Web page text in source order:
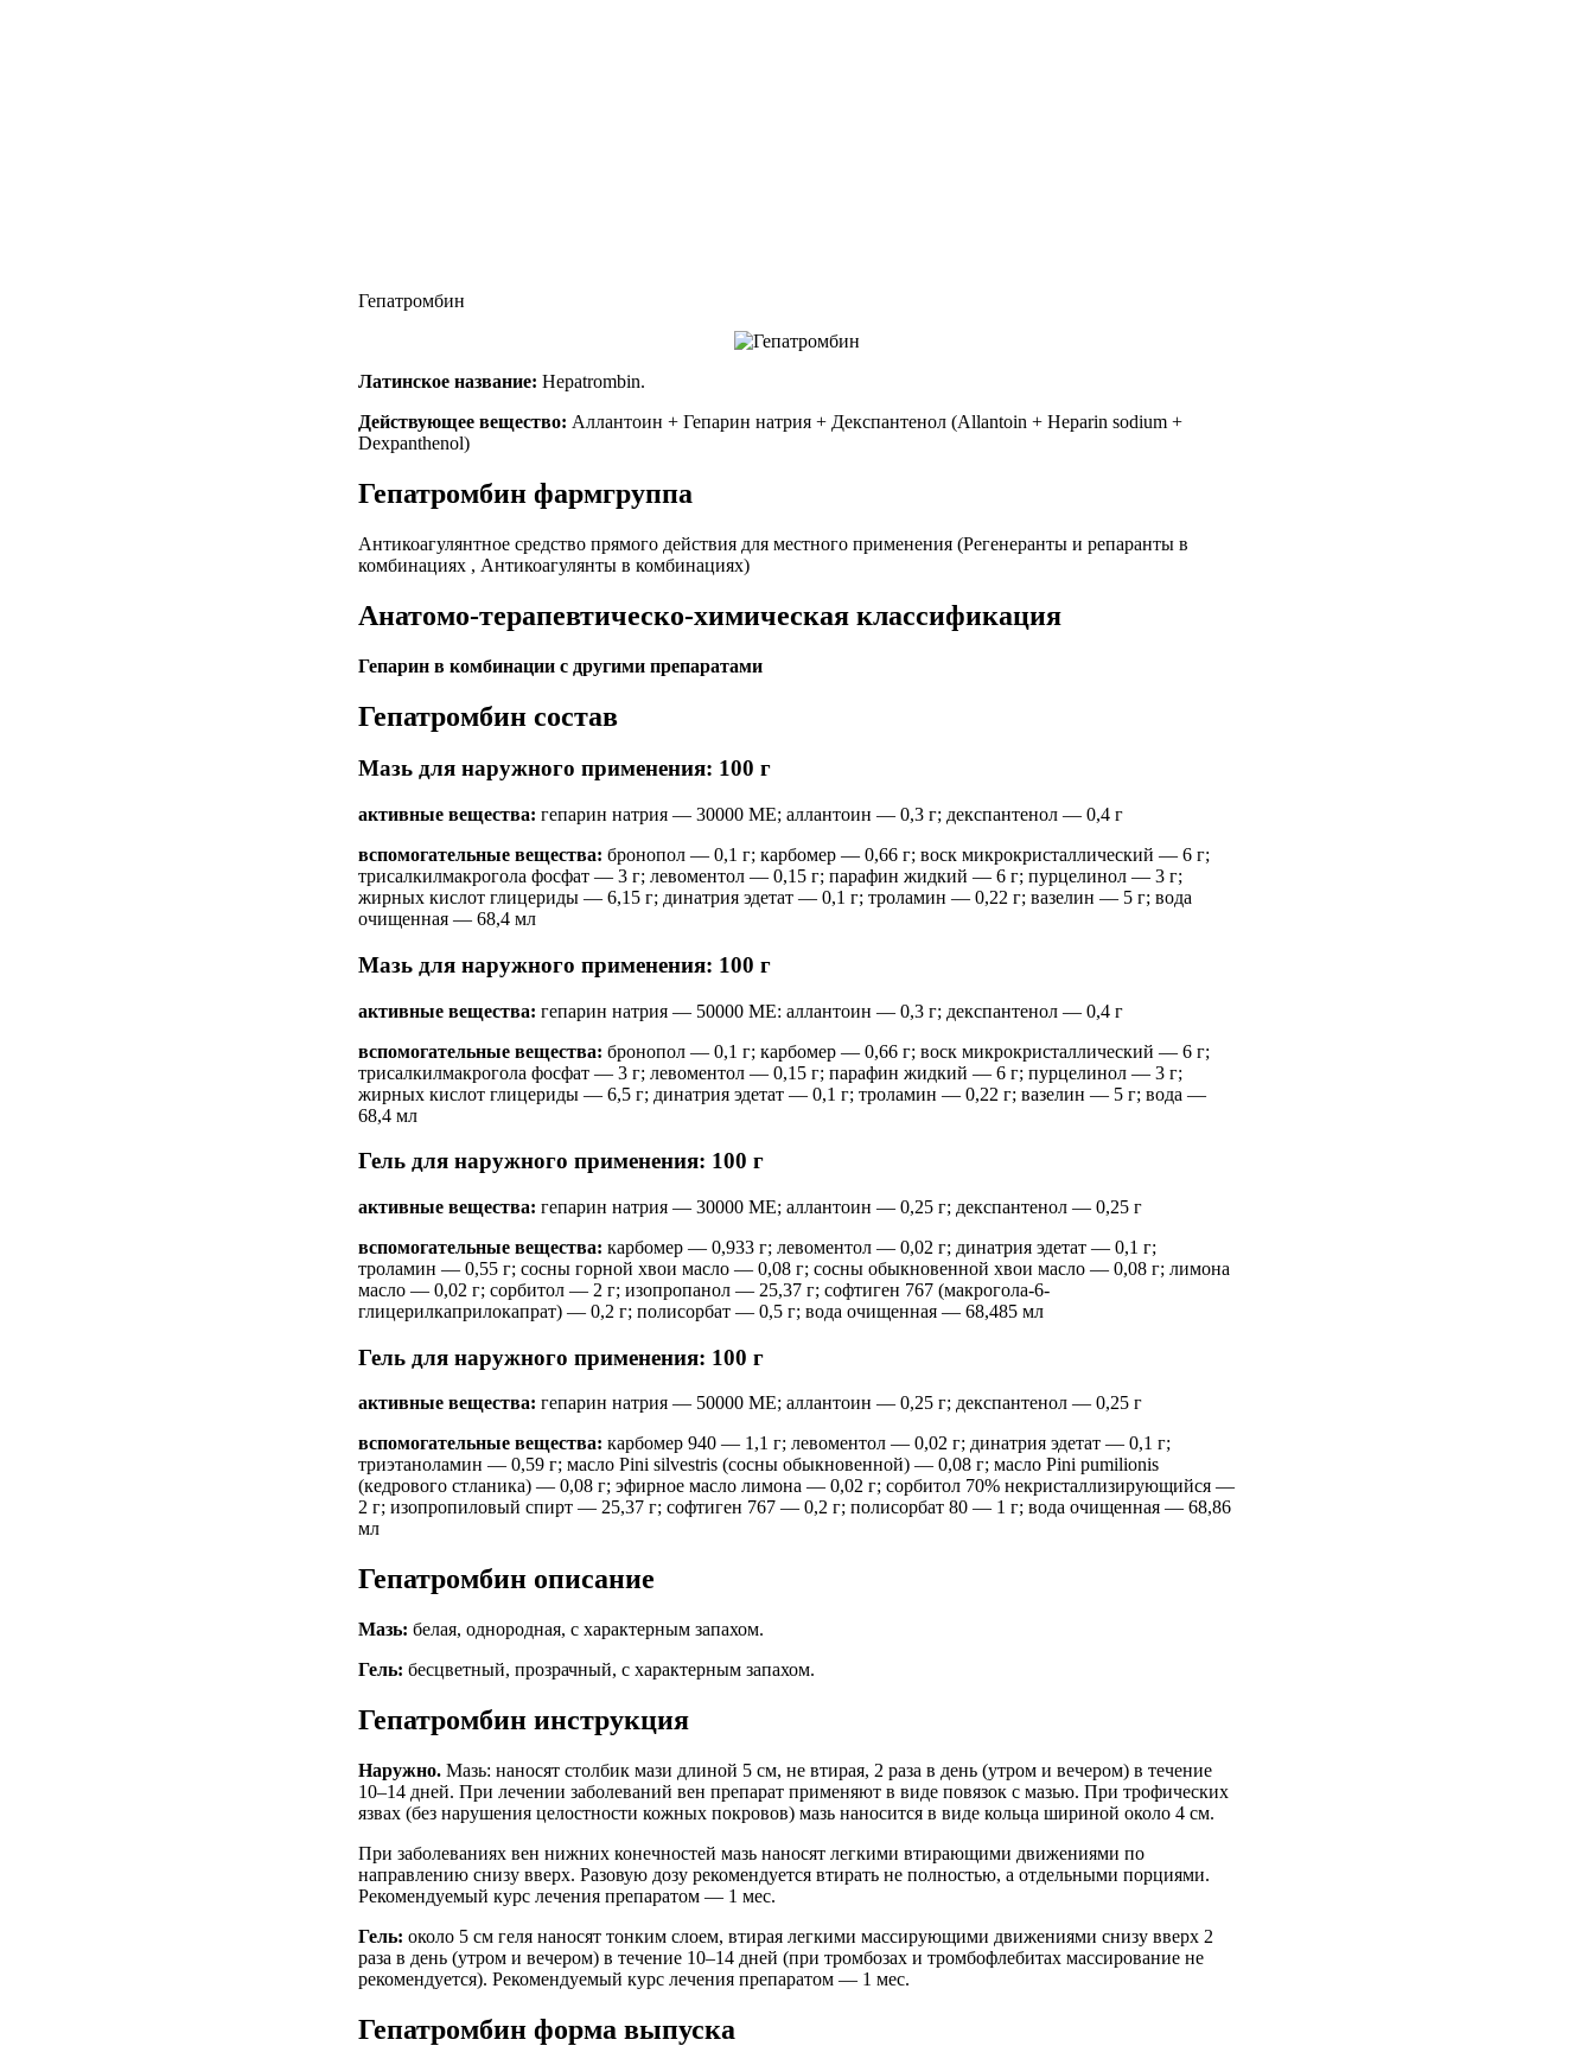
Гепатромбин
Латинское название: Hepatrombin.
Действующее вещество: Аллантоин + Гепарин натрия + Декспантенол (Allantoin + Heparin sodium +
Dexpanthenol)
Гепатромбин фармгруппа
Антикоагулянтное средство прямого действия для местного применения (Регенеранты и репаранты в
комбинациях , Антикоагулянты в комбинациях)
Анатомо-терапевтическо-химическая классификация
Гепарин в комбинации с другими препаратами
Гепатромбин состав
Мазь для наружного применения: 100 г
активные вещества: гепарин натрия — 30000 МЕ; аллантоин — 0,3 г; декспантенол — 0,4 г
вспомогательные вещества: бронопол — 0,1 г; карбомер — 0,66 г; воск микрокристаллический — 6 г;
трисалкилмакрогола фосфат — 3 г; левоментол — 0,15 г; парафин жидкий — 6 г; пурцелинол — 3 г;
жирных кислот глицериды — 6,15 г; динатрия эдетат — 0,1 г; троламин — 0,22 г; вазелин — 5 г; вода
очищенная — 68,4 мл
Мазь для наружного применения: 100 г
активные вещества: гепарин натрия — 50000 МЕ: аллантоин — 0,3 г; декспантенол — 0,4 г
вспомогательные вещества: бронопол — 0,1 г; карбомер — 0,66 г; воск микрокристаллический — 6 г;
трисалкилмакрогола фосфат — 3 г; левоментол — 0,15 г; парафин жидкий — 6 г; пурцелинол — 3 г;
жирных кислот глицериды — 6,5 г; динатрия эдетат — 0,1 г; троламин — 0,22 г; вазелин — 5 г; вода —
68,4 мл
Гель для наружного применения: 100 г
активные вещества: гепарин натрия — 30000 МЕ; аллантоин — 0,25 г; декспантенол — 0,25 г
вспомогательные вещества: карбомер — 0,933 г; левоментол — 0,02 г; динатрия эдетат — 0,1 г;
троламин — 0,55 г; сосны горной хвои масло — 0,08 г; сосны обыкновенной хвои масло — 0,08 г; лимона
масло — 0,02 г; сорбитол — 2 г; изопропанол — 25,37 г; софтиген 767 (макрогола-6-
глицерилкаприлокапрат) — 0,2 г; полисорбат — 0,5 г; вода очищенная — 68,485 мл
Гель для наружного применения: 100 г
активные вещества: гепарин натрия — 50000 МЕ; аллантоин — 0,25 г; декспантенол — 0,25 г
вспомогательные вещества: карбомер 940 — 1,1 г; левоментол — 0,02 г; динатрия эдетат — 0,1 г;
триэтаноламин — 0,59 г; масло Pini silvestris (сосны обыкновенной) — 0,08 г; масло Pini pumilionis
(кедрового стланика) — 0,08 г; эфирное масло лимона — 0,02 г; сорбитол 70% некристаллизирующийся —
2 г; изопропиловый спирт — 25,37 г; софтиген 767 — 0,2 г; полисорбат 80 — 1 г; вода очищенная — 68,86
мл
Гепатромбин описание
Мазь: белая, однородная, с характерным запахом.
Гель: бесцветный, прозрачный, с характерным запахом.
Гепатромбин инструкция
Наружно. Мазь: наносят столбик мази длиной 5 см, не втирая, 2 раза в день (утром и вечером) в течение
10–14 дней. При лечении заболеваний вен препарат применяют в виде повязок с мазью. При трофических
язвах (без нарушения целостности кожных покровов) мазь наносится в виде кольца шириной около 4 см.
При заболеваниях вен нижних конечностей мазь наносят легкими втирающими движениями по
направлению снизу вверх. Разовую дозу рекомендуется втирать не полностью, а отдельными порциями.
Рекомендуемый курс лечения препаратом — 1 мес.
Гель: около 5 см геля наносят тонким слоем, втирая легкими массирующими движениями снизу вверх 2
раза в день (утром и вечером) в течение 10–14 дней (при тромбозах и тромбофлебитах массирование не
рекомендуется). Рекомендуемый курс лечения препаратом — 1 мес.
Гепатромбин форма выпуска